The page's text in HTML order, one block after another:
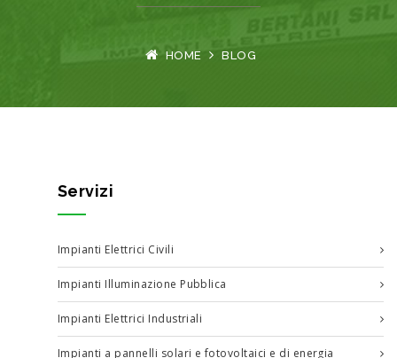
HOME BLOG
Servizi
Impianti Elettrici Civili
Impianti Illuminazione Pubblica
Impianti Elettrici Industriali
Impianti a pannelli solari e fotovoltaici e di energia